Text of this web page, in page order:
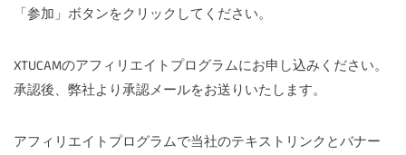
「参加」ボタンをクリックしてください。
XTUCAMのアフィリエイトプログラムにお申し込みください。
承認後、弊社より承認メールをお送りいたします。
アフィリエイトプログラムで当社のテキストリンクとバナー